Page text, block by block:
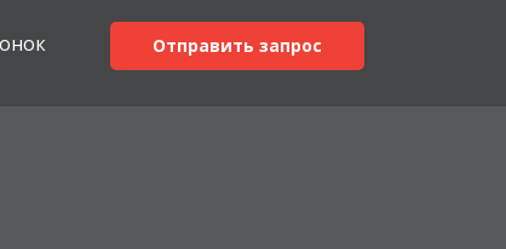
Отправить запрос